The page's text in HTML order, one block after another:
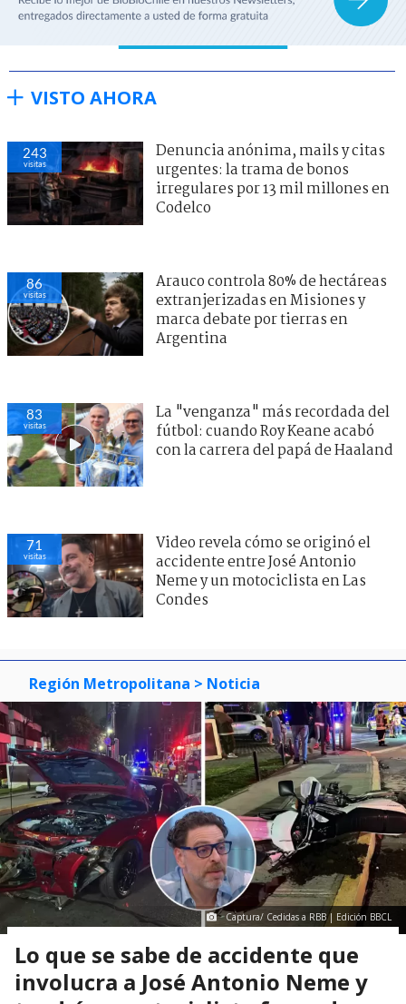
VISTO AHORA
243
visitas
Denuncia anónima, mails y citas
urgentes: la trama de bonos
irregulares por 13 mil millones en
Codelco
86
visitas
Arauco controla 80% de hectáreas
extranjerizadas en Misiones y
marca debate por tierras en
Argentina
83
visitas
La "venganza" más recordada del
fútbol: cuando Roy Keane acabó
con la carrera del papá de Haaland
71
visitas
Video revela cómo se originó el
accidente entre José Antonio
Neme y un motociclista en Las
Condes
Región Metropolitana > Noticia
Captura/ Cedidas a RBB | Edición BBCL
Lo que se sabe de accidente que
involucra a José Antonio Neme y